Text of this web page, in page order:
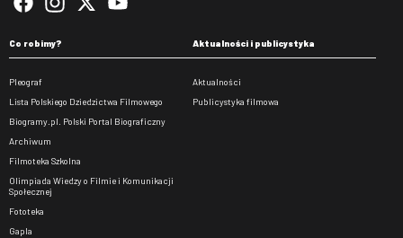
Co robimy?
Pleograf
Lista Polskiego Dziedzictwa Filmowego
Biogramy.pl. Polski Portal Biograficzny
Archiwum
Filmoteka Szkolna
Olimpiada Wiedzy o Filmie i Komunikacji
Społecznej
Fototeka
Gapla
Aktualności i publicystyka
Aktualności
Publicystyka filmowa